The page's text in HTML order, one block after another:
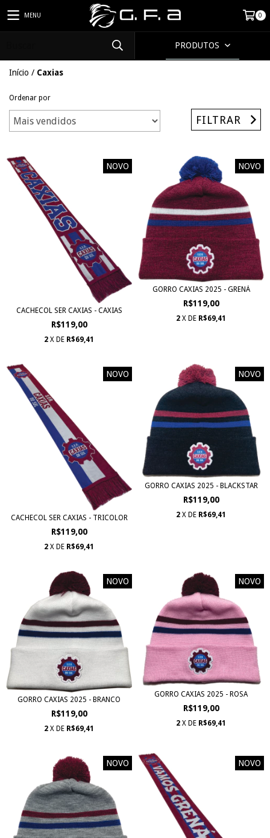
MENU 0
PRODUTOS
Início / Caxias
Ordenar por
FILTRAR
NOVO
CACHECOL SER CAXIAS - CAXIAS
R$119,00
2 X DE R$69,41
NOVO
GORRO CAXIAS 2025 - GRENÁ
R$119,00
2 X DE R$69,41
NOVO
CACHECOL SER CAXIAS - TRICOLOR
R$119,00
2 X DE R$69,41
NOVO
GORRO CAXIAS 2025 - BLACKSTAR
R$119,00
2 X DE R$69,41
NOVO
GORRO CAXIAS 2025 - BRANCO
R$119,00
2 X DE R$69,41
NOVO
GORRO CAXIAS 2025 - ROSA
R$119,00
2 X DE R$69,41
NOVO NOVO